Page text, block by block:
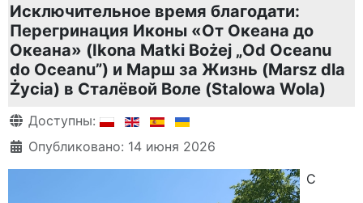
Исключительное время благодати:
Перегринация Иконы «От Океана до
Океана» (Ikona Matki Bożej „Od Oceanu
do Oceanu”) и Марш за Жизнь (Marsz dla
Życia) в Сталёвой Воле (Stalowa Wola)
Информация о материале
Доступны:
Опубликовано: 14 июня 2026
С